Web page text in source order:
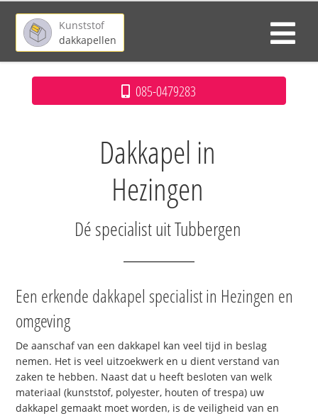
Kunststof
dakkapellen
085-0479283
Dakkapel in
Hezingen
Dé specialist uit Tubbergen
Een erkende dakkapel specialist in Hezingen en
omgeving
De aanschaf van een dakkapel kan veel tijd in beslag
nemen. Het is veel uitzoekwerk en u dient verstand van
zaken te hebben. Naast dat u heeft besloten van welk
materiaal (kunststof, polyester, houten of trespa) uw
dakkapel gemaakt moet worden, is de veiligheid van en